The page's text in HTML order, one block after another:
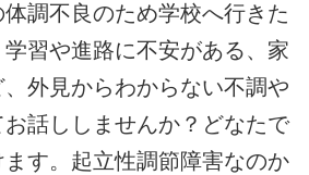
調不良のため学校へ行きた
習や進路に不安がある、家
外見からわからない不調や
話ししませんか？どなたで
す。起立性調節障害なのか